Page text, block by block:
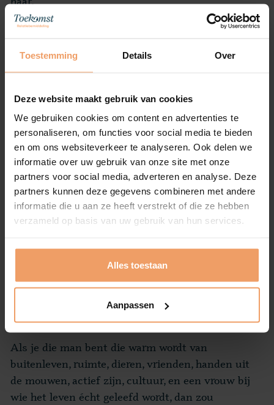
Toestemming Details Over
Deze website maakt gebruik van cookies
We gebruiken cookies om content en advertenties te
personaliseren, om functies voor social media te bieden
en om ons websiteverkeer te analyseren. Ook delen we
informatie over uw gebruik van onze site met onze
partners voor social media, adverteren en analyse. Deze
partners kunnen deze gegevens combineren met andere
informatie die u aan ze heeft verstrekt of die ze hebben
verzameld op basis van uw gebruik van hun services.
Alles toestaan
Aanpassen
Hij hoeft niet perfect te zijn, zeker niet.
Authentiek, hoog opgeleid, breed geïnteresseerd,
actief, een doener en een denker tegelijk, betrokken
opsmuk. Maar net zo goed van een goed gesprek,
vrienden en cultuur.
Hoe Josephine jullie samen ziet
Een weekend waarin jullie lekker een eind gaan
wandelen. ’s Middags op pad voor cultuur, rondje
golfen of gewoon thuis met een boek/project in of
vrienden naar een knus restaurant. In de winter
een glas wijn bij de houtkachel, met de hond aan
jullie voeten.
Als je die man bent die warm wordt van
buitenleven, ruimte, dieren, vrienden, handen uit
de mouwen, actief zijn, cultuur, en een vrouw bij
wie het leven écht geleefd wordt, dan zou